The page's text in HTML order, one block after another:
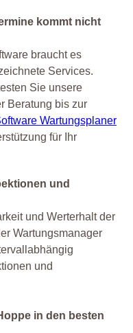
kommt nicht
braucht es
Services.
Sie unsere
Beratung bis zur
Wartungsplaner
für Ihr
und
und Werterhalt der
Wartungsmanager
und
in den besten